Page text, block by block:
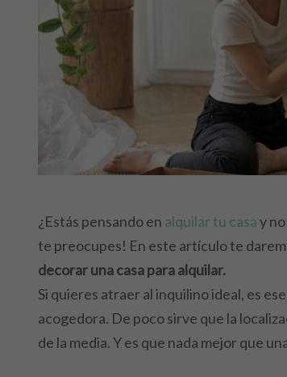
¿Estás pensando en alquilar tu casay
te preocupes! En este artículo te
decorar una casa para alquilar.
Si quieres atraer al inquilino ideal, es
acogedora. De poco sirve que la
de la media. Y es que nada mejor que